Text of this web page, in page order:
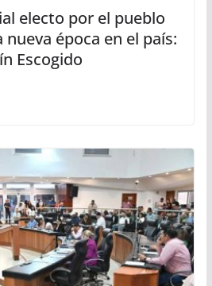
electo por el pueblo
época en el país:
Escogido